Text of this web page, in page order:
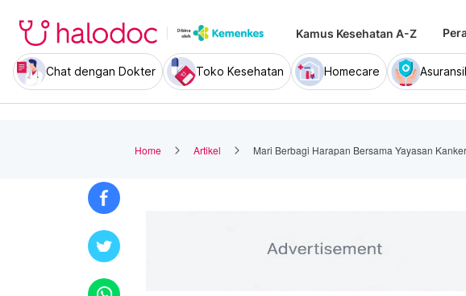
Kamus Kesehatan A-Z
Chat dengan Dokter Toko Kesehatan Homecare
Home Artikel Mari Berbagi Harapan Bersama Yayasan